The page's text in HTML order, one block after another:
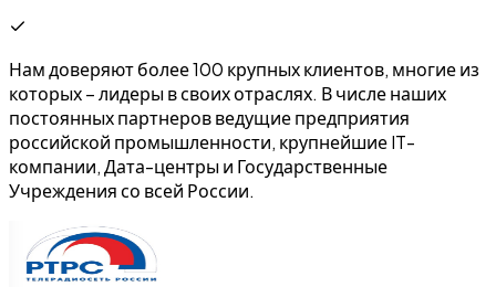
Нам доверяют более 100 крупных клиентов, многие из
которых – лидеры в своих отраслях. В числе наших
постоянных партнеров ведущие предприятия
российской промышленности, крупнейшие IT-
компании, Дата-центры и Государственные
Учреждения со всей России.